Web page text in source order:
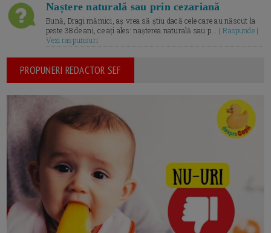
Naștere naturală sau prin cezariană
Bună, Dragi mămici, aș vrea să știu dacă cele care au născut la
peste 38 de ani, ce ați ales: nașterea naturală sau p... |Raspunde |
Vezi raspunsuri
PROPUNERI REDACTOR SEF